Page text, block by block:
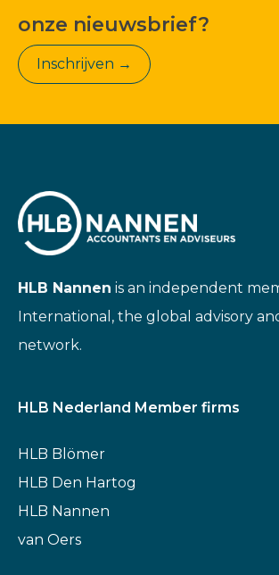
onze nieuwsbrief?
Inschrijven →
HLB Nannen is an independent
International, the global advisory
network.
HLB Nederland Member firms
HLB Blömer
HLB Den Hartog
HLB Nannen
van Oers